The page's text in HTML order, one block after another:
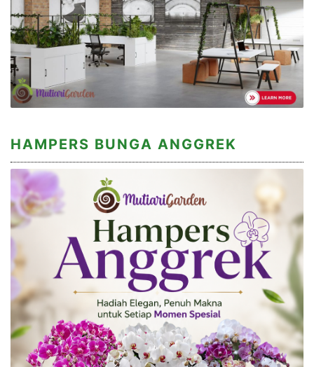
HAMPERS BUNGA ANGGREK